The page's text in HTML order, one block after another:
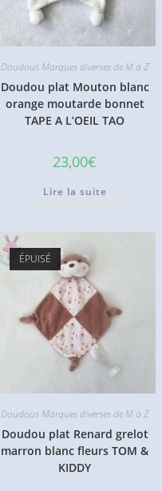
Doudous Marques diverses de M à Z
Doudou plat Mouton blanc
orange moutarde bonnet
TAPE A L’OEIL TAO
23,00€
Lire la suite
ÉPUISÉ
Doudous Marques diverses de M à Z
Doudou plat Renard grelot
marron blanc fleurs TOM &
KIDDY